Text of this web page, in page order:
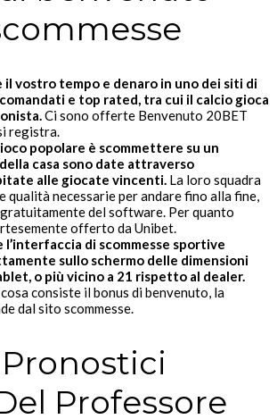
il vostro tempo e denaro in uno dei siti di
e top rated, tra cui il calcio gioca
Ci sono offerte Benvenuto 20BET
registra.
popolare è scommettere su un
casa sono date attraverso
alle giocate vincenti. La loro squadra
qualità necessarie per andare fino alla fine,
del software. Per quanto
offerto da Unibet.
di scommesse sportive
sullo schermo delle dimensioni
o più vicino a 21 rispetto al dealer.
consiste il bonus di benvenuto, la
dal sito scommesse.
Professore